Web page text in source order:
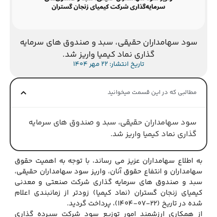
سود سهامداران حقیقی، سبد و صندوق های سرمایه
گذاری نماد کیمیا واریز شد.
تاریخ انتشار: 22 مهر 1404
مطالبی که در این قسمت میخوانید
سود سهامداران حقیقی، سبد و صندوق های سرمایه
گذاری نماد کیمیا واریز شد.
به اطلاع سهامداران عزیز می رساند، با توجه به اهمیت حقوق
سهامداران و انتفاع حقوق آنان، واریز سود سهامداران حقیقی،
سبد و صندوق های سرمایه گذاری شرکت صنعتی و معدنی
کیمیای زنجان گستران (نماد کیمیا) زودتر از زمانبندی اعلام
شده در تاریخ (22-07-1404)، پرداخت گردید.
از همکاری ارزشمند امور توزیع سود شرکت سپرده گذاری